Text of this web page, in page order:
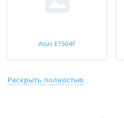
Asus E1504F
Раскрыть полностью